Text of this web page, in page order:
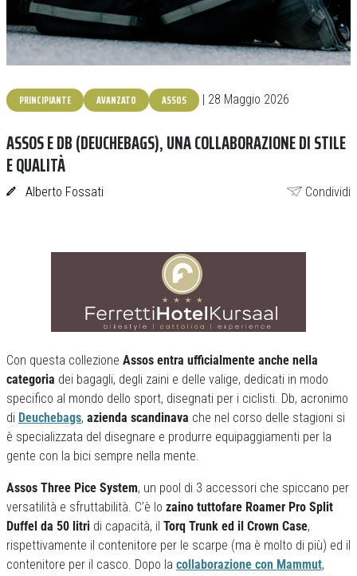
PRINCIPIANTE AVANZATO ASSOS | 28 Maggio 2026
ASSOS E DB (DEUCHEBAGS), UNA COLLABORAZIONE DI STILE
E QUALITÀ
Alberto Fossati Condividi
Con questa collezione Assos entra ufficialmente anche nella
categoria dei bagagli, degli zaini e delle valige, dedicati in modo
specifico al mondo dello sport, disegnati per i ciclisti. Db, acronimo
di Deuchebags, azienda scandinava che nel corso delle stagioni si
è specializzata del disegnare e produrre equipaggiamenti per la
gente con la bici sempre nella mente.
Assos Three Pice System, un pool di 3 accessori che spiccano per
versatilità e sfruttabilità. C’è lo zaino tuttofare Roamer Pro Split
Duffel da 50 litri di capacità, il Torq Trunk ed il Crown Case,
rispettivamente il contenitore per le scarpe (ma è molto di più) ed il
contenitore per il casco. Dopo la collaborazione con Mammut,